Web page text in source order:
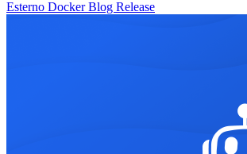
Esterno DockerBlog Release